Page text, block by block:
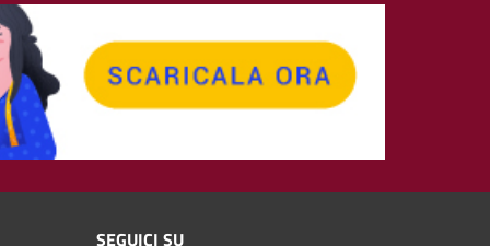
SEGUICI SU